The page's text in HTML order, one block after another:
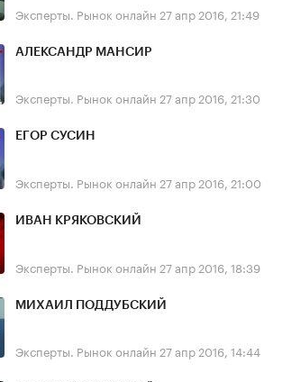
Эксперты. Рынок онлайн 27 апр 2016, 21:49
АЛЕКСАНДР МАНСИР
Эксперты. Рынок онлайн 27 апр 2016, 21:30
ЕГОР СУСИН
Эксперты. Рынок онлайн 27 апр 2016, 21:00
ИВАН КРЯКОВСКИЙ
Эксперты. Рынок онлайн 27 апр 2016, 18:39
МИХАИЛ ПОДДУБСКИЙ
Эксперты. Рынок онлайн 27 апр 2016, 14:44